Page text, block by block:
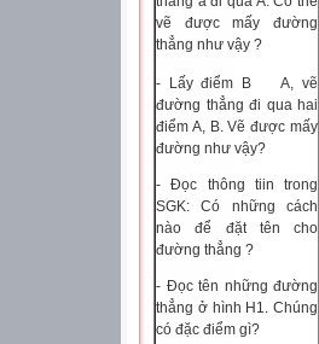
vẽ được mấy đường
thẳng như vậy ?
- Lấy điểm B
A, vẽ
đường thẳng đi qua hai
điểm A, B. Vẽ được mấy
đường như vậy?
- Đọc thông tiin trong
SGK: Có những cách
nào để đặt tên cho
đường thẳng ?
- Đọc tên những đường
thẳng ở hình H1. Chúng
có đặc điểm gì?